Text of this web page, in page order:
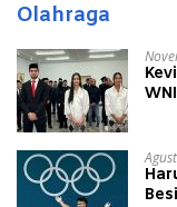
Olahraga